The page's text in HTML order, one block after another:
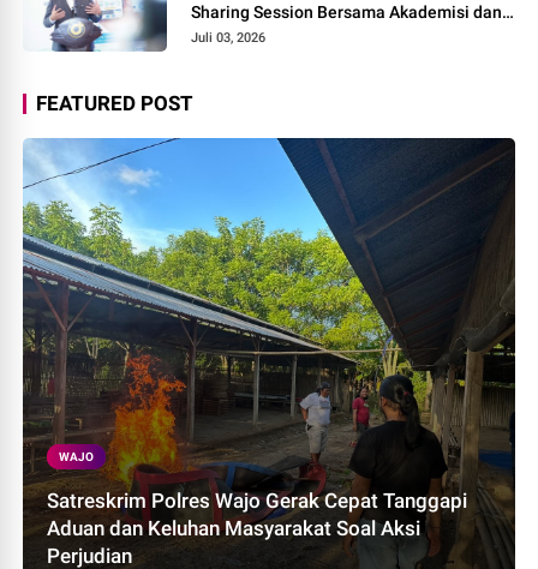
Sharing Session Bersama Akademisi dan
Praktisi
Juli 03, 2026
FEATURED POST
WAJO
Satreskrim Polres Wajo Gerak Cepat Tanggapi
Aduan dan Keluhan Masyarakat Soal Aksi
Perjudian